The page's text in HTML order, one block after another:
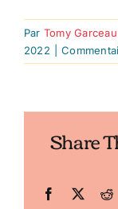
Par Tomy
2022
Share
Facebook
X